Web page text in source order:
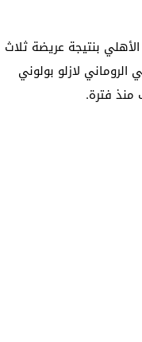
بنتيجة عريضة ثلاث
لازلو بولوني
منذ فترة.